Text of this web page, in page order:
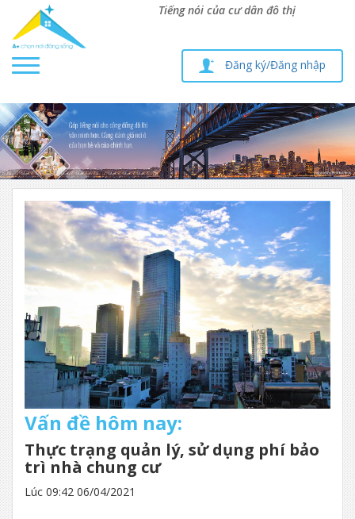
Tiếng nói của cư dân đô thị
Toggle
navigation
Đăng ký/Đăng nhập
Vấn đề hôm nay:
Thực trạng quản lý, sử dụng phí bảo
trì nhà chung cư
Lúc 09:42 06/04/2021